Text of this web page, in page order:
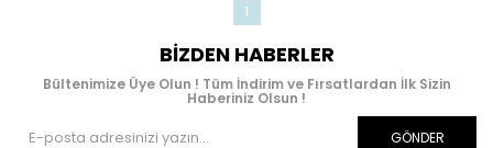
1
BIZDEN HABERLER
Bültenimize Üye Olun ! Tüm İndirim ve Fırsatlardan İlk Sizin
Haberiniz Olsun !
GÖNDER